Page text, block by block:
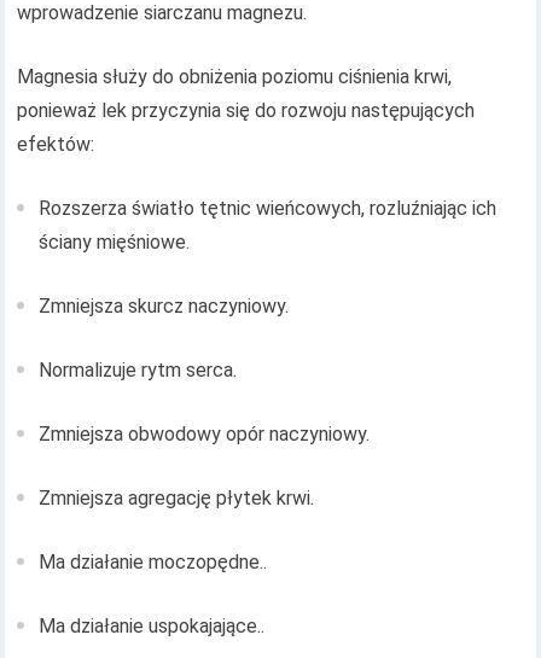
wprowadzenie siarczanu magnezu.
Magnesia służy do obniżenia poziomu ciśnienia krwi,
ponieważ lek przyczynia się do rozwoju następujących
efektów:
Rozszerza światło tętnic wieńcowych, rozluźniając ich
ściany mięśniowe.
Zmniejsza skurcz naczyniowy.
Normalizuje rytm serca.
Zmniejsza obwodowy opór naczyniowy.
Zmniejsza agregację płytek krwi.
Ma działanie moczopędne..
Ma działanie uspokajające..